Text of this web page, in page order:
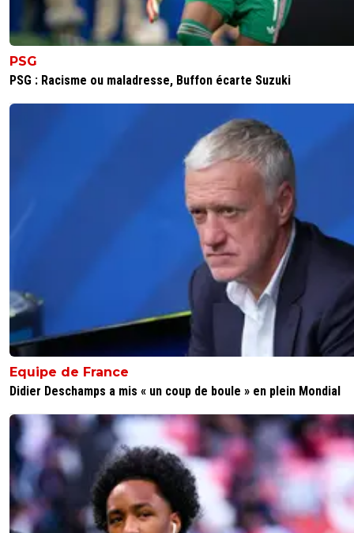
PSG
PSG : Racisme ou maladresse, Buffon écarte Suzuki
Equipe de France
Didier Deschamps a mis « un coup de boule » en plein Mondial